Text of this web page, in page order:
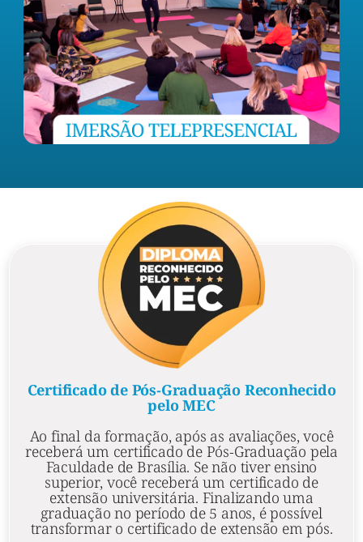
Certificado de Pós-Graduação Reconhecido
pelo MEC
Ao final da formação, após as avaliações, você
receberá um certificado de Pós-Graduação pela
Faculdade de Brasília. Se não tiver ensino
superior, você receberá um certificado de
extensão universitária. Finalizando uma
graduação no período de 5 anos, é possível
transformar o certificado de extensão em pós.